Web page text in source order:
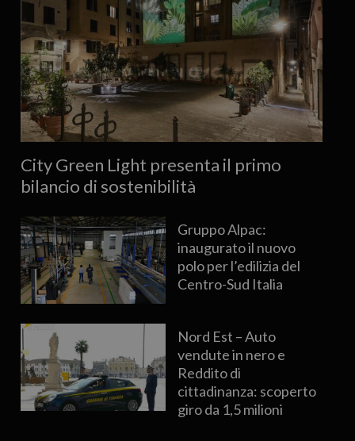
City Green Light presenta il primo
bilancio di sostenibilità
Gruppo Alpac:
inaugurato il nuovo
polo per l’edilizia del
Centro-Sud Italia
Nord Est – Auto
vendute in nero e
Reddito di
cittadinanza: scoperto
giro da 1,5 milioni